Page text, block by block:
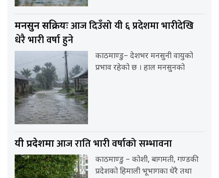
मनसुन सक्रियःआज दिउँसो यी ६ प्रदेशमा भारीदेखि
धेरै भारी वर्षा हुने
काठमाण्डु– देशभर मनसुनी वायुको
प्रभाव रहेको छ । हाल मनसुनको
यी प्रदेशमाआज राति भारी वर्षाको सम्भावना
काठमाण्डु – कोशी, बागमती, गण्डकी
प्रदेशको हिमाली भूभागका धेरै तथा